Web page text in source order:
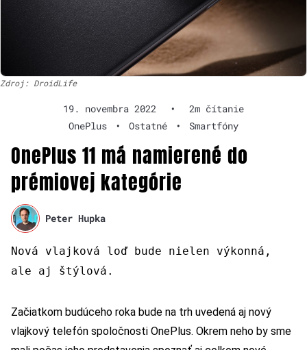
Zdroj: DroidLife
19. novembra 2022 •
2m čítanie
OnePlus
• Ostatné • Smartfóny
OnePlus 11 má namierené do
prémiovej kategórie
Peter Hupka
Nová vlajková loď bude nielen výkonná,
ale aj štýlová.
Začiatkom budúceho roka bude na trh uvedená aj nový
vlajkový telefón spoločnosti OnePlus. Okrem neho by sme